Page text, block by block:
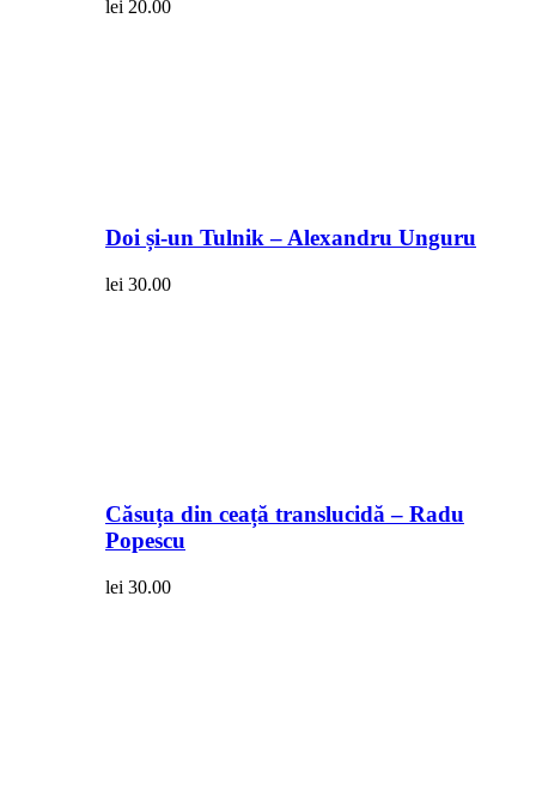
lei 20.00
Doi și-un Tulnik – Alexandru Unguru
lei 30.00
Căsuța din ceață translucidă – Radu
Popescu
lei 30.00